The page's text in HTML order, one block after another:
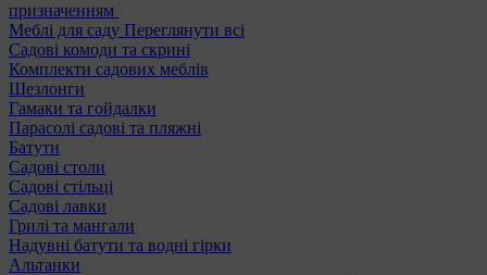
призначенням
Меблі для саду Переглянути всі
Садові комоди та скрині
Комплекти садових меблів
Шезлонги
Гамаки та гойдалки
Парасолі садові та пляжні
Батути
Садові столи
Садові стільці
Садові лавки
Грилі та мангали
Надувні батути та водні гірки
Альтанки